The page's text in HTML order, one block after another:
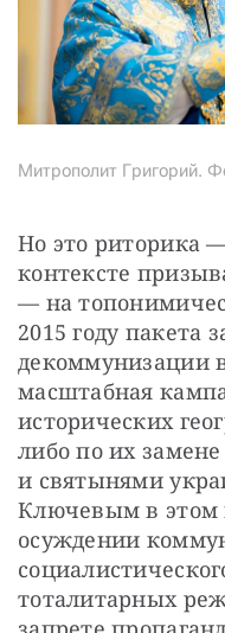
Митрополит Григорий.
Но это риторика
контексте
— на
2015 году пакета
декоммунизации
масштабная
исторических
либо по их
и святынями
Ключевым в этом
осуждении
тоталитарных